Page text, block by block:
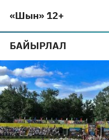
«Шын» 12+
БАЙЫРЛАЛ